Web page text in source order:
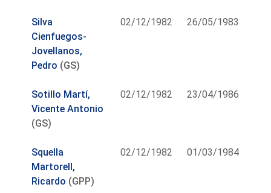
Silva
Cienfuegos-
Jovellanos,
Pedro (GS)
02/12/1982 26/05/1983
Sotillo Martí,
Vicente Antonio
(GS)
02/12/1982 23/04/1986
Squella
Martorell,
Ricardo (GPP)
02/12/1982 01/03/1984